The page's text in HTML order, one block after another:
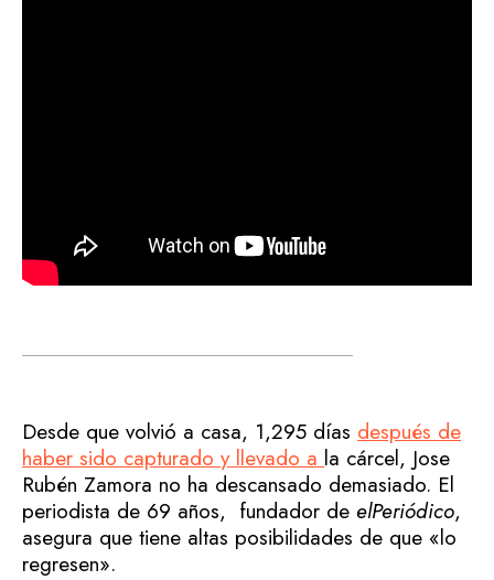
Desde que volvió a casa, 1,295 días después de
haber sido capturado y llevado a la cárcel, Jose
Rubén Zamora no ha descansado demasiado. El
periodista de 69 años, fundador de elPeriódico,
asegura que tiene altas posibilidades de que «lo
regresen».